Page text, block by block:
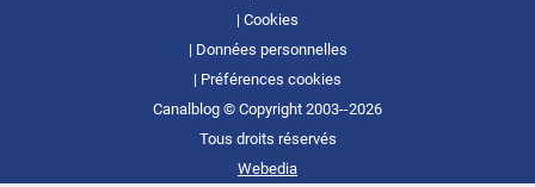
Cookies
Données personnelles
Préférences cookies
Canalblog © Copyright 2003--2026
Tous droits réservés
Webedia